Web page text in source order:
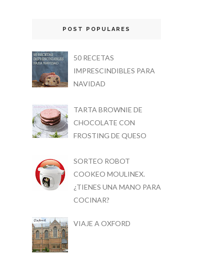
POST POPULARES
50 RECETAS
IMPRESCINDIBLES PARA
NAVIDAD
TARTA BROWNIE DE
CHOCOLATE CON
FROSTING DE QUESO
SORTEO ROBOT
COOKEO MOULINEX.
¿TIENES UNA MANO PARA
COCINAR?
VIAJE A OXFORD